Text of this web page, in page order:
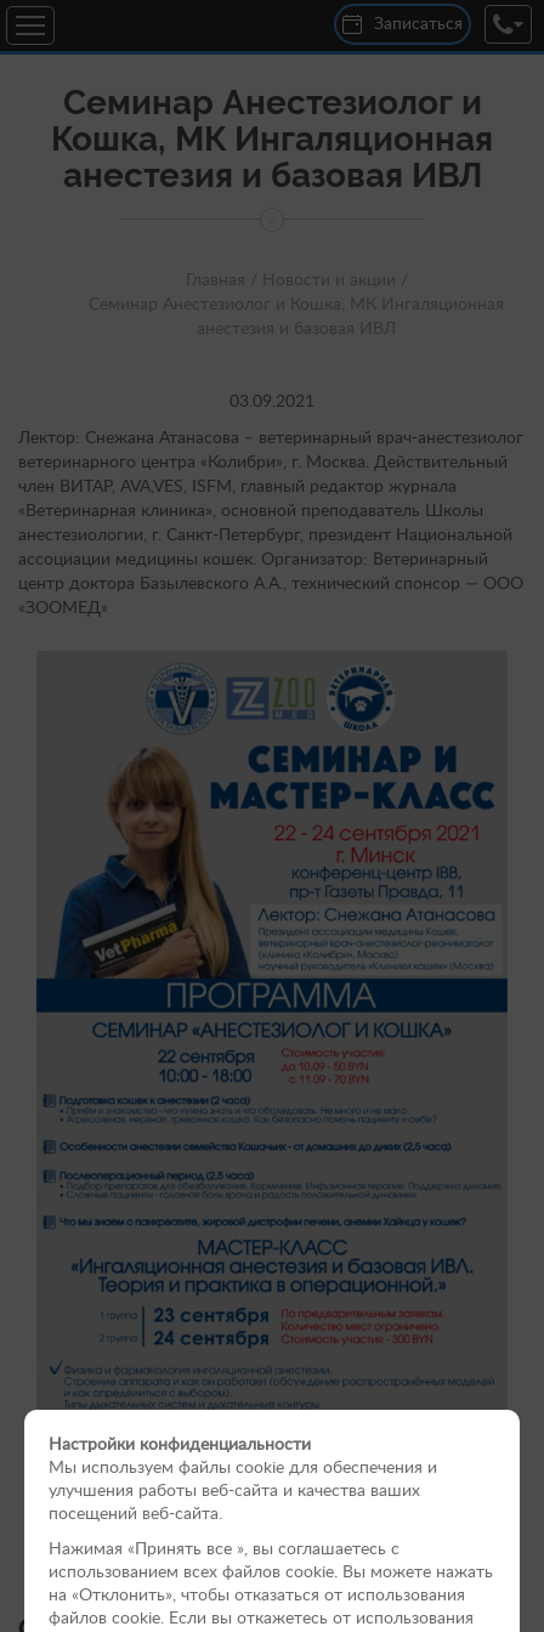
Записаться
Семинар Анестезиолог и
Кошка, МК Ингаляционная
анестезия и базовая ИВЛ
Главная /
Новости и акции /
Семинар Анестезиолог и Кошка, МК Ингаляционная
анестезия и базовая ИВЛ
03.09.2021
Лектор: Снежана Атанасова – ветеринарный врач-анестезиолог
ветеринарного центра «Колибри», г. Москва. Действительный
член ВИТАР, AVA,VES, ISFM, главный редактор журнала
«Ветеринарная клиника», основной преподаватель Школы
анестезиологии, г. Санкт-Петербург, президент Национальной
ассоциации медицины кошек. Организатор: Ветеринарный
центр доктора Базылевского А.А., технический спонсор — ООО
«ЗООМЕД»
Настройки конфиденциальности
Мы используем файлы cookie для обеспечения и
улучшения работы веб-сайта и качества ваших
посещений веб-сайта.
Нажимая «Принять вce », вы соглашаетесь с
использованием всех файлов cookie. Вы можете нажать
на «Отклонить», чтобы отказаться от использования
файлов сookie. Если вы откажетесь от использования